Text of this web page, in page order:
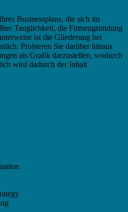
Businessplans, die sich im
Tauglichkeit, die Firmengründung
ist die Gliederung bei
Probieren Sie darüber hinaus
als Grafik darzustellen, wodurch
wird dadurch der Inhalt